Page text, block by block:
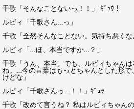
千歌「そんなことないっ！！」 ｷﾞｭｳ！
ルビィ「千歌さん...っ」
千歌「全然そんなことない。気持ち悪くな
ルビィ「...ほ、本当ですか...？」
千歌「うん、本当。でも、ルビィちゃん
ね。...今の言葉はもっとちゃんとした形
けどな」
ルビィ「千歌さんっ...！！」ｷﾞｭｯ
千歌「改めて言うね？ 私はルビィちゃんの